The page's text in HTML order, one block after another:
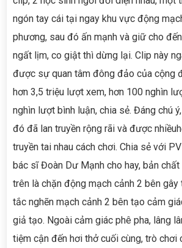
ngón tay cái tại ngay khu vực động
phương, sau đó ấn mạnh và giữ cho
ngất lịm, co giật thì dừng lại. Clip này
được sự quan tâm đông đảo của cộng
hơn 3,5 triệu lượt xem, hơn 100 nghìn
nghìn lượt bình luận, chia sẻ. Đáng chú
đó đã lan truyền rộng rãi và được
truyền tai nhau cách chơi. Chia sẻ với
bác sĩ Đoàn Dư Mạnh cho hay, bản
trên là chặn động mạch cảnh 2 bên gây
tắc nghẽn mạch cảnh 2 bên tạo cảm
giả tạo. Ngoài cảm giác phê pha, lâng
tiệm cận đến hơi thở cuối cùng, trò chơi